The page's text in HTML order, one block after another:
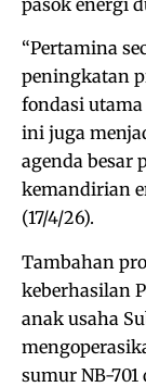
“Pertamina
peningkatan
fondasi
ini juga
agenda besar
kemandirian
(17/4/26).
Tambahan
keberhasilan
anak usaha
sumur NB-